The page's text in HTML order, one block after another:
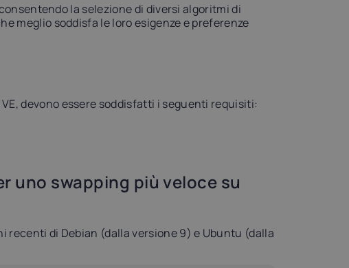
la selezione di diversi algoritmi di
meglio soddisfa le loro esigenze e preferenze
devono essere soddisfatti i seguenti requisiti:
uno swapping più veloce su
recenti di Debian (dalla versione 9) e Ubuntu (dalla